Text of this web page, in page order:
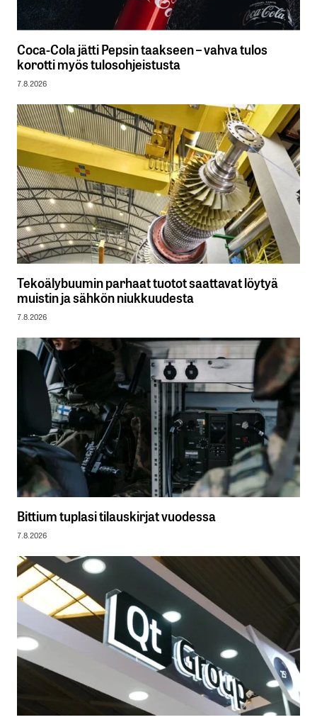
Coca-Cola jätti Pepsin taakseen – vahva tulos
korotti myös tulosohjeistusta
7.8.2026
Tekoälybuumin parhaat tuotot saattavat löytyä
muistin ja sähkön niukkuudesta
7.8.2026
Bittium tuplasi tilauskirjat vuodessa
7.8.2026